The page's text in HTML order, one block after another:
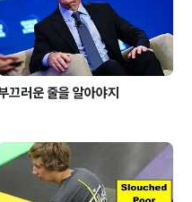
끄러운 줄을 알아야지